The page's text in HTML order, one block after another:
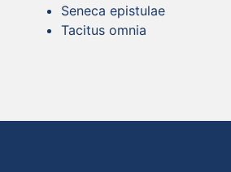
Seneca epistulae
Tacitus omnia